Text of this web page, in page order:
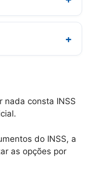
+
nada consta INSS
do INSS, a
as opções por